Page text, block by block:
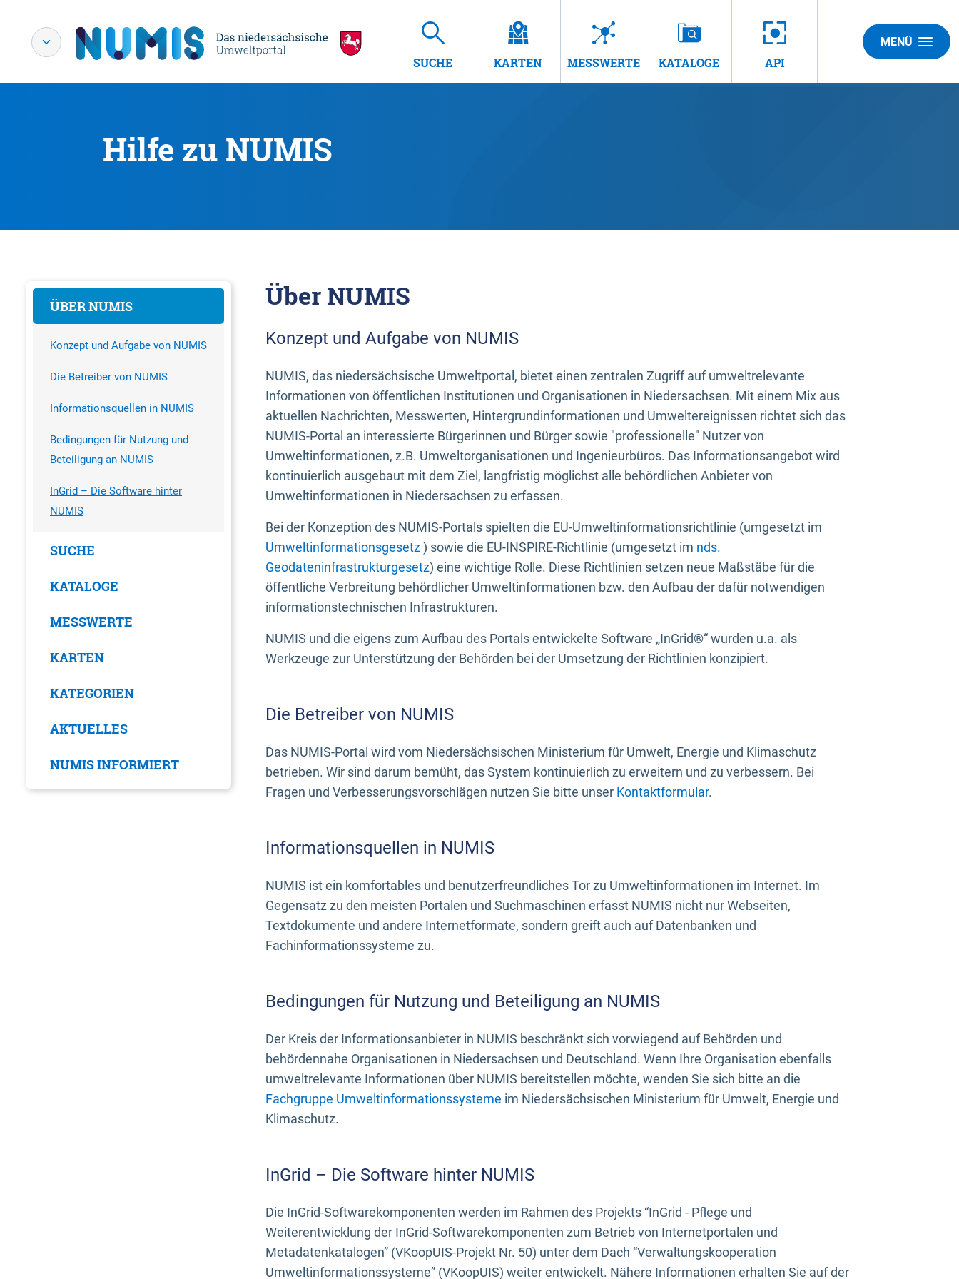
SUCHE KARTEN MESSWERTE KATALOGE API
MENÜ
Hilfe zu NUMIS
ÜBER NUMIS
Konzept und Aufgabe von NUMIS
Die Betreiber von NUMIS
Informationsquellen in NUMIS
Bedingungen für Nutzung und
Beteiligung an NUMIS
InGrid – Die Software hinter
NUMIS
SUCHE
KATALOGE
MESSWERTE
KARTEN
KATEGORIEN
AKTUELLES
NUMIS INFORMIERT
Über NUMIS
Konzept und Aufgabe von NUMIS
NUMIS, das niedersächsische Umweltportal, bietet einen zentralen Zugriff auf umweltrelevante
Informationen von öffentlichen Institutionen und Organisationen in Niedersachsen. Mit einem Mix aus
aktuellen Nachrichten, Messwerten, Hintergrundinformationen und Umweltereignissen richtet sich das
NUMIS-Portal an interessierte Bürgerinnen und Bürger sowie "professionelle" Nutzer von
Umweltinformationen, z.B. Umweltorganisationen und Ingenieurbüros. Das Informationsangebot wird
kontinuierlich ausgebaut mit dem Ziel, langfristig möglichst alle behördlichen Anbieter von
Umweltinformationen in Niedersachsen zu erfassen.
Bei der Konzeption des NUMIS-Portals spielten die EU-Umweltinformationsrichtlinie (umgesetzt im
Umweltinformationsgesetz) sowie die EU-INSPIRE-Richtlinie (umgesetzt im nds.
Geodateninfrastrukturgesetz) eine wichtige Rolle. Diese Richtlinien setzen neue Maßstäbe für die
öffentliche Verbreitung behördlicher Umweltinformationen bzw. den Aufbau der dafür notwendigen
informationstechnischen Infrastrukturen.
NUMIS und die eigens zum Aufbau des Portals entwickelte Software „InGrid®“ wurden u.a. als
Werkzeuge zur Unterstützung der Behörden bei der Umsetzung der Richtlinien konzipiert.
Die Betreiber von NUMIS
Das NUMIS-Portal wird vom Niedersächsischen Ministerium für Umwelt, Energie und Klimaschutz
betrieben. Wir sind darum bemüht, das System kontinuierlich zu erweitern und zu verbessern. Bei
Fragen und Verbesserungsvorschlägen nutzen Sie bitte unser Kontaktformular.
Informationsquellen in NUMIS
NUMIS ist ein komfortables und benutzerfreundliches Tor zu Umweltinformationen im Internet. Im
Gegensatz zu den meisten Portalen und Suchmaschinen erfasst NUMIS nicht nur Webseiten,
Textdokumente und andere Internetformate, sondern greift auch auf Datenbanken und
Fachinformationssysteme zu.
Bedingungen für Nutzung und Beteiligung an NUMIS
Der Kreis der Informationsanbieter in NUMIS beschränkt sich vorwiegend auf Behörden und
behördennahe Organisationen in Niedersachsen und Deutschland. Wenn Ihre Organisation ebenfalls
umweltrelevante Informationen über NUMIS bereitstellen möchte, wenden Sie sich bitte an die
Fachgruppe Umweltinformationssysteme im Niedersächsischen Ministerium für Umwelt, Energie und
Klimaschutz.
InGrid – Die Software hinter NUMIS
Die InGrid-Softwarekomponenten werden im Rahmen des Projekts “InGrid - Pflege und
Weiterentwicklung der InGrid-Softwarekomponenten zum Betrieb von Internetportalen und
Metadatenkatalogen” (VKoopUIS-Projekt Nr. 50) unter dem Dach “Verwaltungskooperation
Umweltinformationssysteme” (VKoopUIS) weiter entwickelt. Nähere Informationen erhalten Sie auf der